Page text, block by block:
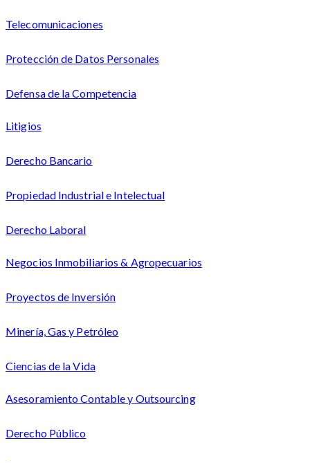
Telecomunicaciones
Protección de Datos Personales
Defensa de la Competencia
Litigios
Derecho Bancario
Propiedad Industrial e Intelectual
Derecho Laboral
Negocios Inmobiliarios & Agropecuarios
Proyectos de Inversión
Minería, Gas y Petróleo
Ciencias de la Vida
Asesoramiento Contable y Outsourcing
Derecho Público